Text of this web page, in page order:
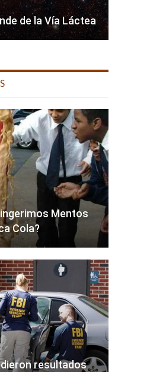
de la Vía Láctea
Mentos
Cola?
resultados